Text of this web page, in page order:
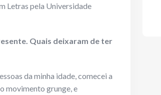
Letras pela Universidade
Quais deixaram de ter
da minha idade, comecei a
movimento grunge, e